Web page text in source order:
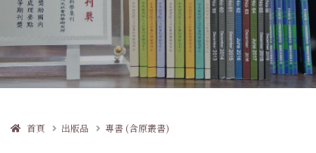
首頁 出版品 專書 (含原叢書)